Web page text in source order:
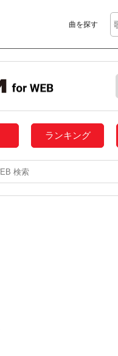
曲を探す
ランキング